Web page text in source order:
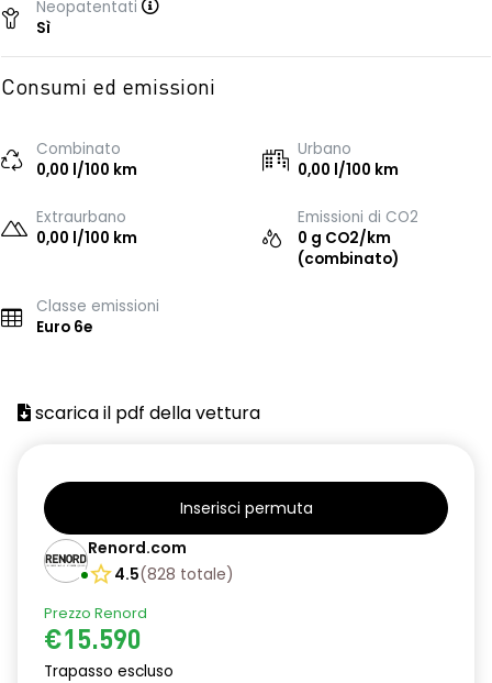
Neopatentati
Sì
Consumi ed emissioni
Combinato
0,00 l/100 km
Urbano
0,00 l/100 km
Extraurbano
0,00 l/100 km
Emissioni di CO2
0 g CO2/km
(combinato)
Classe emissioni
Euro 6e
scarica il pdf della vettura
Inserisci permuta
Renord.com
4.5(828 totale)
Prezzo Renord
€15.590
Trapasso escluso